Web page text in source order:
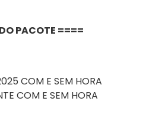
PACOTE ====
COM E SEM HORA
COM E SEM HORA